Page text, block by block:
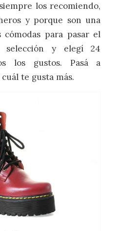
los recomiendo,
y porque son una
cómodas para pasar el
selección y elegí 24
los gustos. Pasá a
te gusta más.